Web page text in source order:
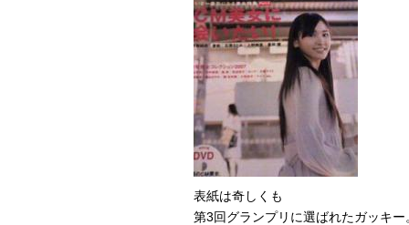
表紙は奇しくも
第3回グランプリに選ばれたガッキー